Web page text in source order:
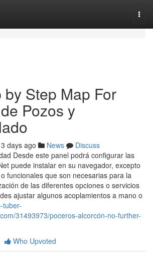
by Step Map For
Pozos y
days ago News
Discuss
Desde este panel podrá configurar las
puede instalar en su navegador, excepto
funcionales que son necesarias para la
de las diferentes opciones o servicios
ajustar algunos acoplamientos a mano o
tuber-
31493973/poceros-alcorcón-no-further-
Who Upvoted